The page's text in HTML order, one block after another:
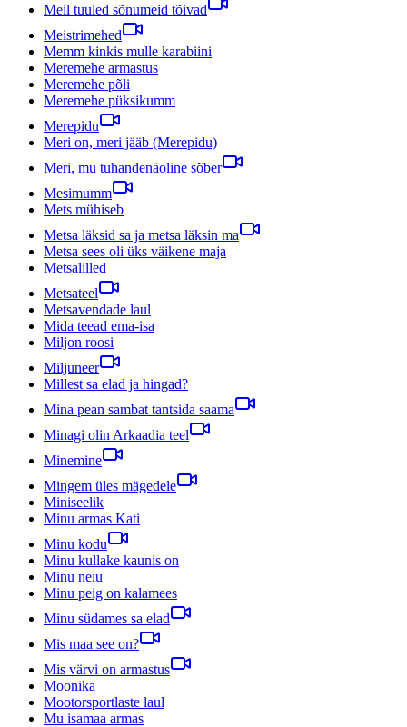
Meil tuuled sõnumeid tõivad
Meistrimehed
Memm kinkis mulle karabiini
Meremehe armastus
Meremehe põli
Meremehe püksikumm
Merepidu
Meri on, meri jääb (Merepidu)
Meri, mu tuhandenäoline sõber
Mesimumm
Mets mühiseb
Metsa läksid sa ja metsa läksin ma
Metsa sees oli üks väikene maja
Metsalilled
Metsateel
Metsavendade laul
Mida teead ema-isa
Miljon roosi
Miljuneer
Millest sa elad ja hingad?
Mina pean sambat tantsida saama
Minagi olin Arkaadia teel
Minemine
Mingem üles mägedele
Miniseelik
Minu armas Kati
Minu kodu
Minu kullake kaunis on
Minu neiu
Minu peig on kalamees
Minu südames sa elad
Mis maa see on?
Mis värvi on armastus
Moonika
Mootorsportlaste laul
Mu isamaa armas